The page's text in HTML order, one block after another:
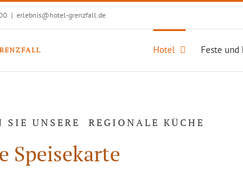
| erlebnis@hotel-grenzfall.de
Hotel Feste
SIE UNSERE REGIONALE KÜCHE
Speisekarte